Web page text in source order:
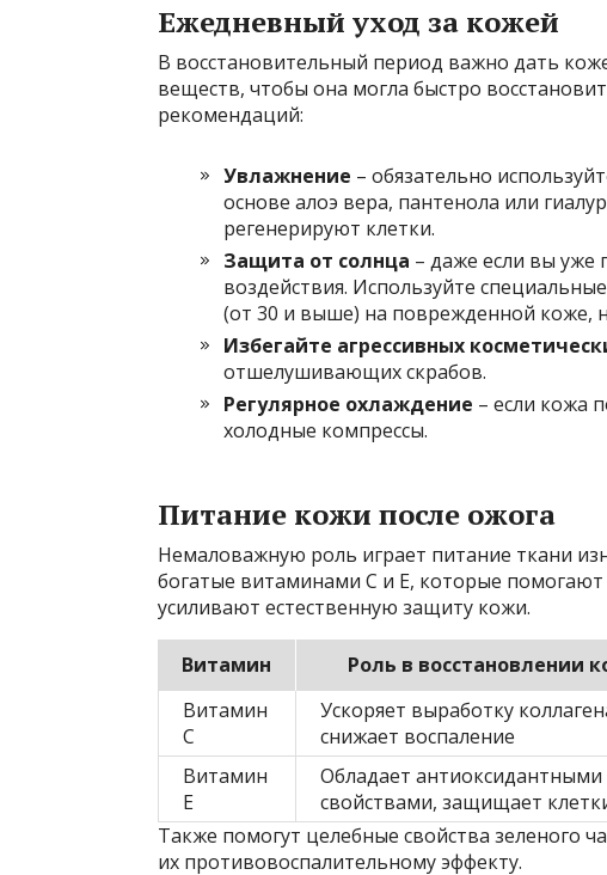
Ежедневный уход за кожей
В восстановительный период важно дать
веществ, чтобы она могла быстро
рекомендаций:
Увлажнение – обязательно
основе алоэ вера, пантенола или
регенерируют клетки.
Защита от солнца – даже если вы уже
воздействия. Используйте
(от 30 и выше) на поврежденной коже,
Избегайте агрессивных
отшелушивающих скрабов.
Регулярное охлаждение – если кожа
холодные компрессы.
Питание кожи после ожога
Немаловажную роль играет питание ткани
богатые витаминами С и Е, которые помогают
усиливают естественную защиту кожи.
Витамин Роль в восстановлении
Витамин
С
Ускоряет выработку
снижает воспаление
Витамин
Е
Обладает антиоксидантными
свойствами, защищает
Также помогут целебные свойства зеленого
их противовоспалительному эффекту.